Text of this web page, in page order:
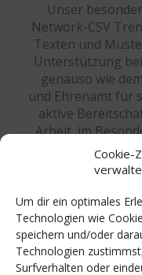
Cookie-
Um dir ein optimales
Technologien wie
speichern und/oder
Technologien
Surfverhalten oder
Unser
Network-CSV
Texten und
Unterstützung
genauso wie
und Ehrenamt für
aktive
Arbeit, im
Rat und
an die Südtiroler
Sponsoren,
Sparkasse für die
der
kostenlose